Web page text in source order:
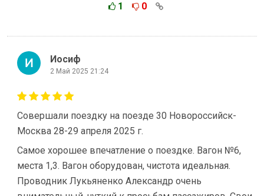
1 0
Иосиф
2 Май 2025 21:24
Совершали поездку на поезде 30 Новороссийск-
Москва 28-29 апреля 2025 г.
Самое хорошее впечатление о поездке. Вагон №6,
места 1,3. Вагон оборудован, чистота идеальная.
Проводник Лукьяненко Александр очень